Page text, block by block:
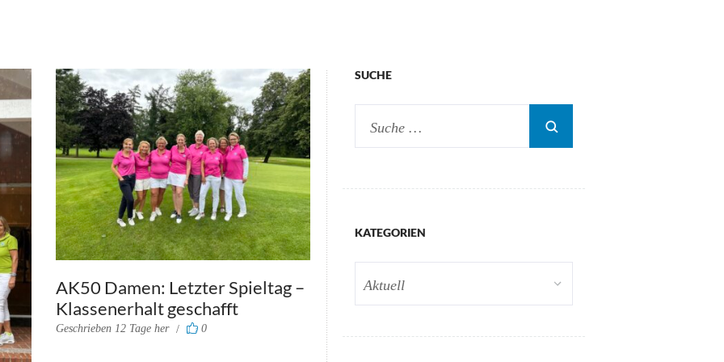
AK50 Damen: Letzter Spieltag –
Klassenerhalt geschafft
Geschrieben 12 Tage her 0
SUCHE
KATEGORIEN